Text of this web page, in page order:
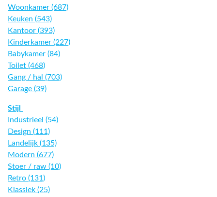
Woonkamer (687)
Keuken (543)
Kantoor (393)
Kinderkamer (227)
Babykamer (84)
Toilet (468)
Gang / hal (703)
Garage (39)
Stijl
Industrieel (54)
Design (111)
Landelijk (135)
Modern (677)
Stoer / raw (10)
Retro (131)
Klassiek (25)